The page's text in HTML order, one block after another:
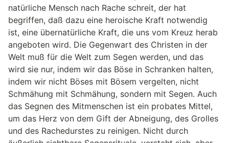
natürliche Mensch nach Rache schreit, der hat
begriffen, daß dazu eine heroische Kraft notwendig
ist, eine übernatürliche Kraft, die uns vom Kreuz herab
angeboten wird. Die Gegenwart des Christen in der
Welt muß für die Welt zum Segen werden, und das
wird sie nur, indem wir das Böse in Schranken halten,
indem wir nicht Böses mit Bösem vergelten, nicht
Schmähung mit Schmähung, sondern mit Segen. Auch
das Segnen des Mitmenschen ist ein probates Mittel,
um das Herz von dem Gift der Abneigung, des Grolles
und des Rachedurstes zu reinigen. Nicht durch